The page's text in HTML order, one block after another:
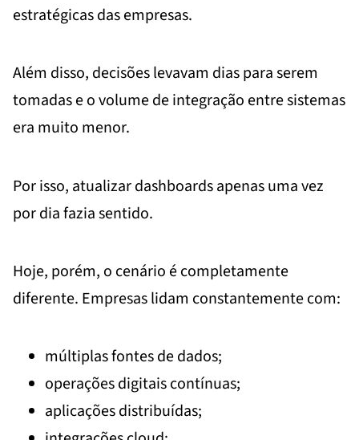
estratégicas das empresas.
Além disso, decisões levavam dias para serem
tomadas e o volume de integração entre sistemas
era muito menor.
Por isso, atualizar dashboards apenas uma vez
por dia fazia sentido.
Hoje, porém, o cenário é completamente
diferente. Empresas lidam constantemente com:
múltiplas fontes de dados;
operações digitais contínuas;
aplicações distribuídas;